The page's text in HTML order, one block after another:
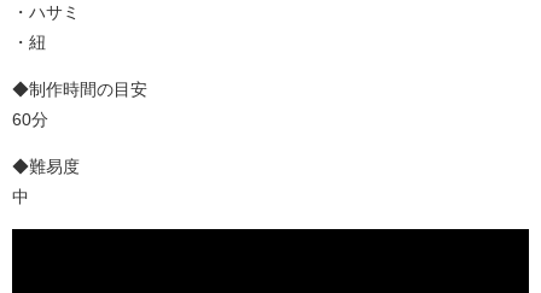
・ハサミ
・紐
◆制作時間の目安
60分
◆難易度
中